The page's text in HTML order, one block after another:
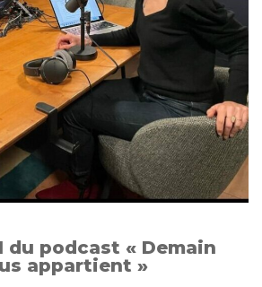
du podcast « Demain
appartient »